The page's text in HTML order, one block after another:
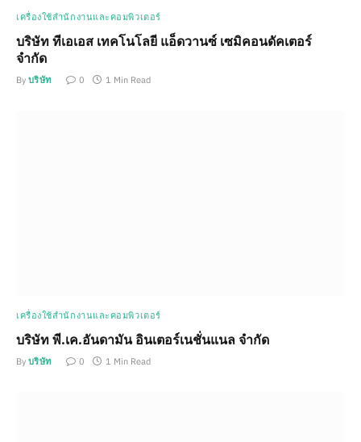
เครื่องใช้สำนักงานและคอมพิวเตอร์
บริษัท ทีเอเอส เทคโนโลยี แอ็ดวานซ์ เซมิคอนดัคเตอร์
จำกัด
By บริษัท 0 1 Min Read
เครื่องใช้สำนักงานและคอมพิวเตอร์
บริษัท พี.เค.อันดามัน อินเตอร์เนชั่นแนล จำกัด
By บริษัท 0 1 Min Read